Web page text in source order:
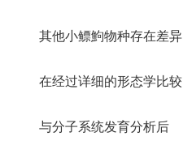
其他小鳔鮈物种存在差异
在经过详细的形态学比较
与分子系统发育分析后